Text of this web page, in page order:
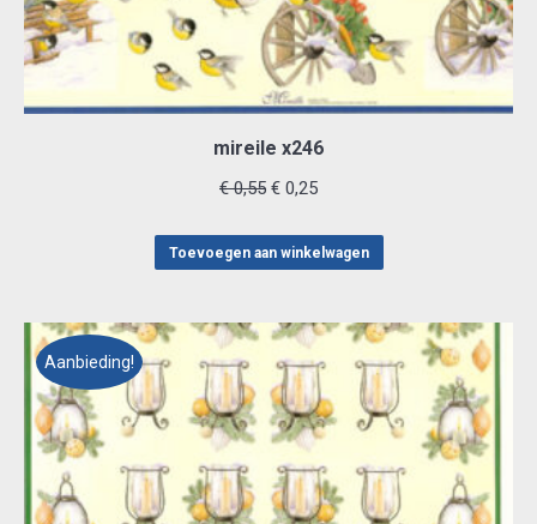
mireile x246
€0,55 Oorspronkelijke
was:
€ 0,25Huidige
is:
Toevoegen aan winkelwagen
Aanbieding!